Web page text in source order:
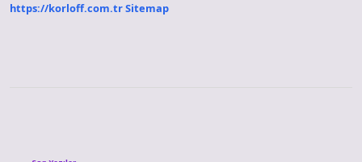
https://korloff.com.trSitemap